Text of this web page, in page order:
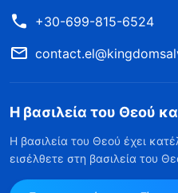
+30-699-815-6524
Η βασιλεία του Θεού
Η βασιλεία του Θεού έχει
εισέλθετε στη βασιλεία του